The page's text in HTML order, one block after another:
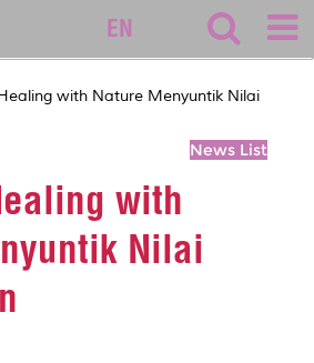
EN
with Nature Menyuntik Nilai
News List
with
Nilai